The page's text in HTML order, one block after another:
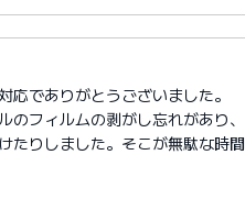
応でありがとうございました。
のフィルムの剥がし忘れがあり
たりしました。そこが無駄な時